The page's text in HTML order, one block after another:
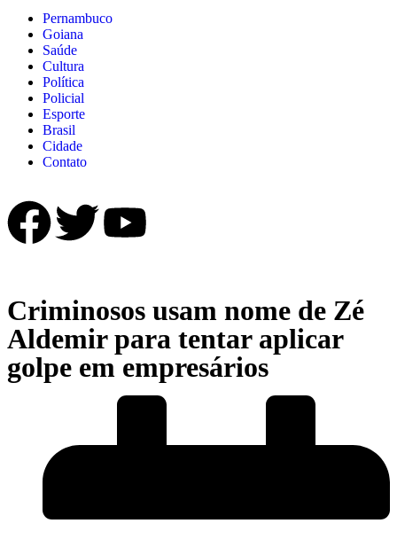
Pernambuco
Goiana
Saúde
Cultura
Política
Policial
Esporte
Brasil
Cidade
Contato
Criminosos usam nome de Zé
Aldemir para tentar aplicar
golpe em empresários